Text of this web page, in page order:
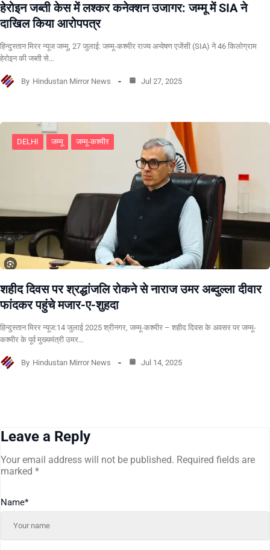
हेरोइन जब्ती केस में लश्कर कनेक्शन उजागर: जम्मू में SIA ने
दाखिल किया आरोपपत्र
हिन्दुस्तान मिरर न्यूज जम्मू, 27 जुलाई: जम्मू-कश्मीर राज्य अन्वेषण एजेंसी (SIA) ने 46 किलोग्राम
हेरोइन की जब्ती से…
By Hindustan Mirror News Jul 27, 2025
DELHI जम्मू जम्मू-कश्मीर
शहीद दिवस पर श्रद्धांजलि रोकने से नाराज उमर अब्दुल्ला दीवार
फांदकर पहुंचे मजार-ए-शुहदा
हिन्दुस्तान मिरर न्यूज:14 जुलाई 2025 श्रीनगर, जम्मू-कश्मीर – शहीद दिवस के अवसर पर जम्मू-
कश्मीर के पूर्व मुख्यमंत्री उमर…
By Hindustan Mirror News Jul 14, 2025
Leave a Reply
Your email address will not be published. Required fields are
marked *
Name*